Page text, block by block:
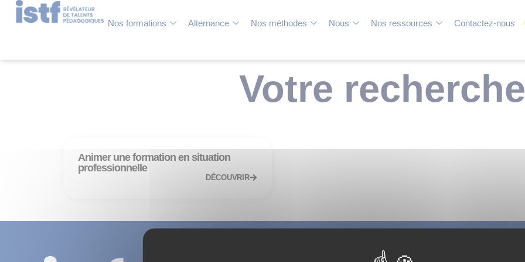
Nos formations Alternance Nos méthodes Nous Nos ressources Contactez-nous
Votre
Animer une formation en situation
professionnelle
DÉCOUVRIR